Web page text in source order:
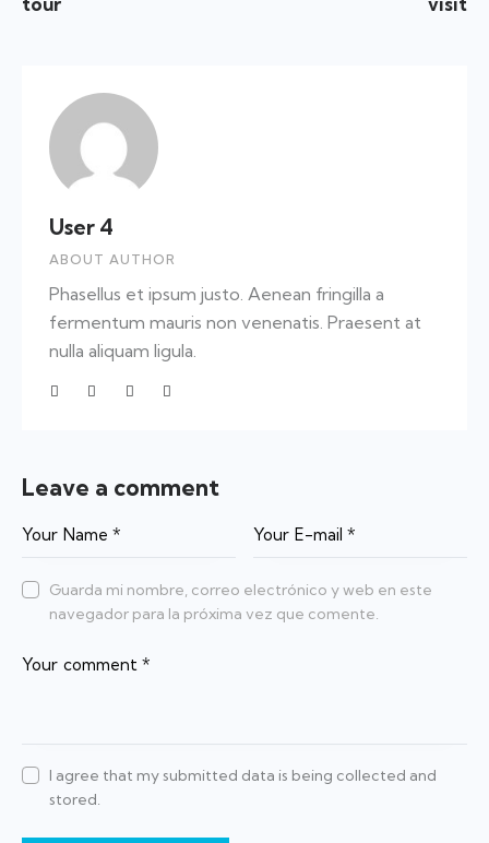
User 4
ABOUT AUTHOR
Phasellus et ipsum justo. Aenean fringilla a
fermentum mauris non venenatis. Praesent at
nulla aliquam ligula.
Leave a comment
Guarda mi nombre, correo electrónico y web en este
navegador para la próxima vez que comente.
I agree that my submitted data is being collected and
stored.